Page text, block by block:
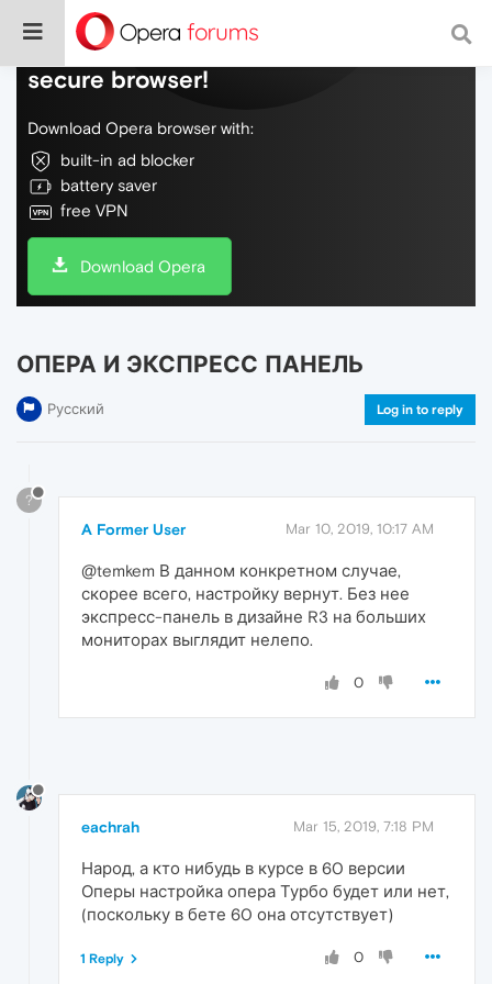
Do more on the web, with a fast and
secure browser!
Download Opera browser with:
built-in ad blocker
battery saver
free VPN
Download Opera
ОПЕРА И ЭКСПРЕСС ПАНЕЛЬ
Русский Log in to reply
?
A Former User Mar 10, 2019, 10:17 AM
@temkem В данном конкретном случае,
скорее всего, настройку вернут. Без нее
экспресс-панель в дизайне R3 на больших
мониторах выглядит нелепо.
0
eachrah Mar 15, 2019, 7:18 PM
Народ, а кто нибудь в курсе в 60 версии
Оперы настройка опера Турбо будет или нет,
(поскольку в бете 60 она отсутствует)
0
1 Reply